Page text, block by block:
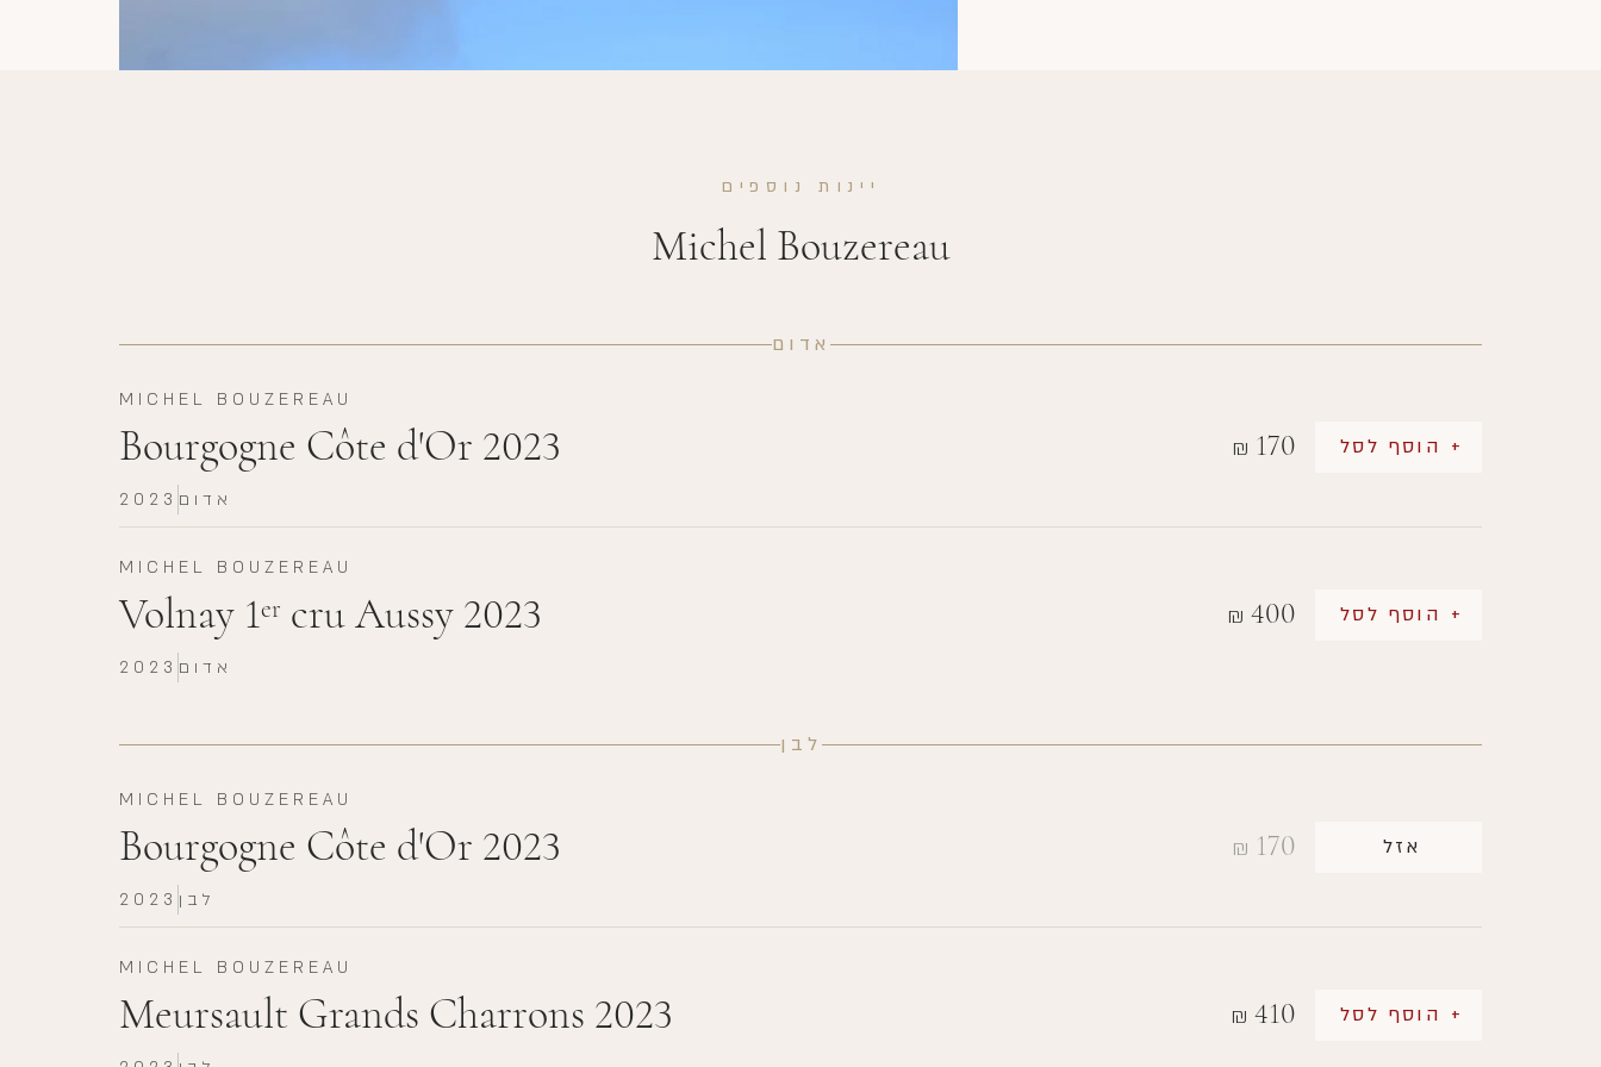
יינות נוספים
Michel Bouzereau
אדום
MICHEL BOUZEREAU
Bourgogne Côte d'Or 2023 ₪ 170 + הוסף לסל
2023 אדום
MICHEL BOUZEREAU
Volnay 1er cru Aussy 2023 ₪ 400 + הוסף לסל
2023 אדום
לבן
MICHEL BOUZEREAU
Bourgogne Côte d'Or 2023 ₪ 170 אזל
2023 לבן
MICHEL BOUZEREAU
Meursault Grands Charrons 2023 ₪ 410 + הוסף לסל